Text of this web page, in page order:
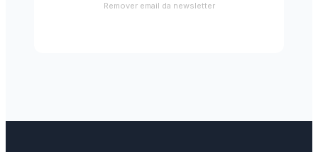
Remover email da newsletter